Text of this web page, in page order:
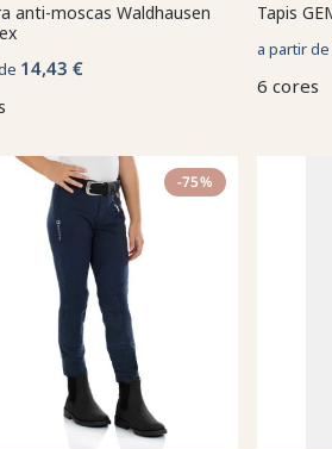
anti-moscas Waldhausen
14,43 €
Tapis
a partir de
6 cores
-75%